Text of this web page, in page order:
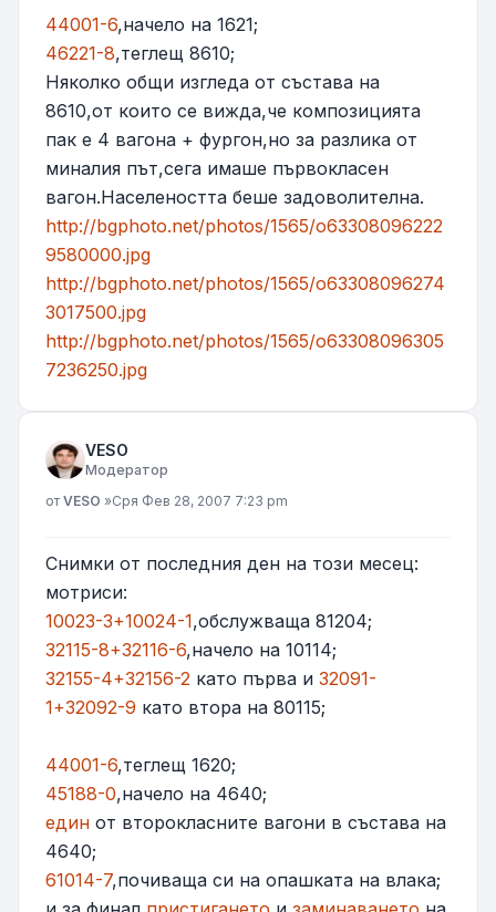
44001-6,начело на 1621;
46221-8,теглещ 8610;
Няколко общи изгледа от състава на
8610,от които се вижда,че композицията
пак е 4 вагона + фургон,но за разлика от
миналия път,сега имаше първокласен
вагон.Населеността беше задоволителна.
http://bgphoto.net/photos/1565/o63308096222
9580000.jpg
http://bgphoto.net/photos/1565/o63308096274
3017500.jpg
http://bgphoto.net/photos/1565/o63308096305
7236250.jpg
VESO
Модератор
Мнение
от VESO »Сря Фев 28, 2007 7:23 pm
Снимки от последния ден на този месец:
мотриси:
10023-3+10024-1,обслужваща 81204;
32115-8+32116-6,начело на 10114;
32155-4+32156-2 като първа и 32091-
1+32092-9 като втора на 80115;
44001-6,теглещ 1620;
45188-0,начело на 4640;
един от второкласните вагони в състава на
4640;
61014-7,почиваща си на опашката на влака;